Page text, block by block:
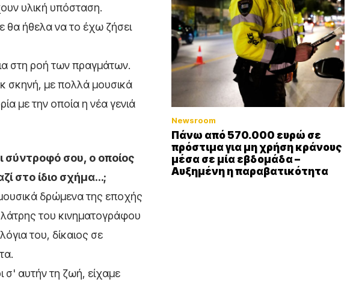
υλική υπόσταση.
θα ήθελα να το έχω ζήσει
στη ροή των πραγμάτων.
σκηνή, με πολλά μουσικά
με την οποία η νέα γενιά
σύντροφό σου, ο οποίος
στο ίδιο σχήμα…;
δρώμενα της εποχής
του κινηματογράφου
του, δίκαιος σε
σ' αυτήν τη ζωή, είχαμε
Newsroom
Πάνω από 570.000 ευρώ σε
πρόστιμα για μη χρήση κράνους
μέσα σε μία εβδομάδα –
Αυξημένη η παραβατικότητα